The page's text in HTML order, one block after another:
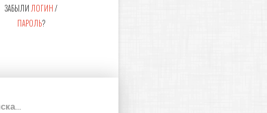
ЗАБЫЛИ ЛОГИН/
ПАРОЛЬ?